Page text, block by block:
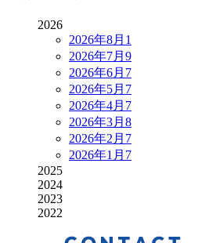
2026
2026年8月 1
2026年7月 9
2026年6月 7
2026年5月 7
2026年4月 7
2026年3月 8
2026年2月 7
2026年1月 7
2025
2024
2023
2022